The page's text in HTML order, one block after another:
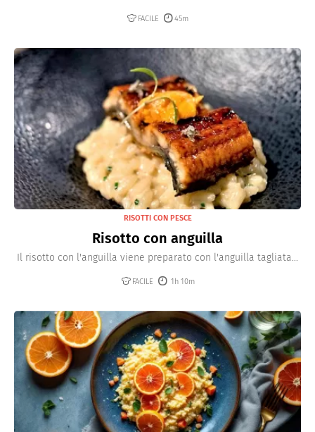
FACILE 45m
RISOTTI CON PESCE
Risotto con anguilla
Il risotto con l'anguilla viene preparato con l'anguilla tagliata...
FACILE 1h 10m